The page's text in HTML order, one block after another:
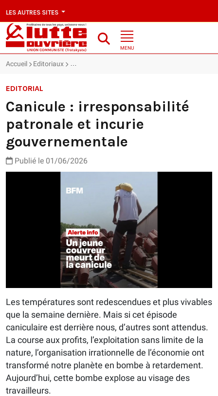
LES AUTRES SITES
MENU
Accueil Editoriaux Canicule : irresponsabilité patronale et incurie
EDITORIAL
Canicule : irresponsabilité
patronale et incurie
gouvernementale
Publié le 01/06/2026
Les températures sont redescendues et plus vivables
que la semaine dernière. Mais si cet épisode
caniculaire est derrière nous, d’autres sont attendus.
La course aux profits, l’exploitation sans limite de la
nature, l’organisation irrationnelle de l’économie ont
transformé notre planète en bombe à retardement.
Aujourd’hui, cette bombe explose au visage des
travailleurs.